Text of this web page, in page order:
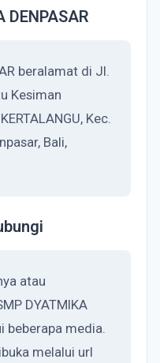
DENPASAR
beralamat di Jl.
Kesiman
Kec.
Bali,
atau
DYATMIKA
beberapa media.
melalui url